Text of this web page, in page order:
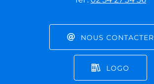
NOUS CONTACTER
LOGO